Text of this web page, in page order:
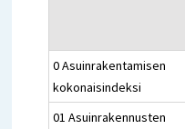
0 Asuinrakentamisen
kokonaisindeksi
01 Asuinrakennusten